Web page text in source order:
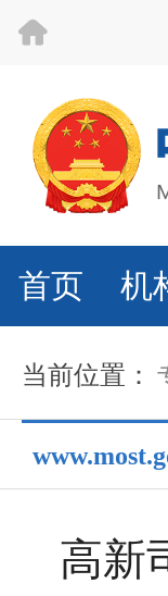
首页 机
当前位置：
高新